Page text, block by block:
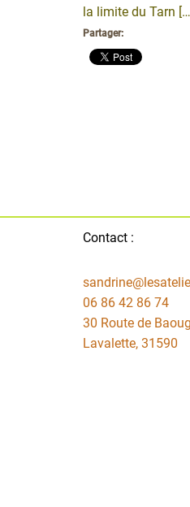
la limite du Tarn
Partager:
Contact :
06 86 42 86 74
30 Route de
Lavalette, 31590